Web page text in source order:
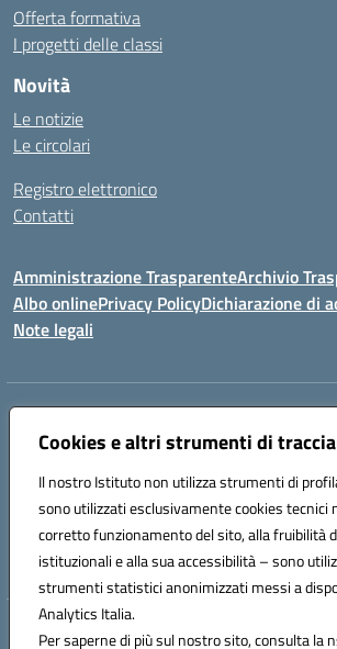
Cookies e altri strumenti di
Il nostro Istituto non utilizza strumenti di
sono utilizzati esclusivamente cookies tecnici
corretto funzionamento del sito, alla fruibilità
istituzionali e alla sua accessibilità – sono
strumenti statistici anonimizzati messi a
Analytics Italia.
Per saperne di più sul nostro sito, consulta la
Offerta formativa
I progetti delle classi
Novità
Le notizie
Le circolari
Registro elettronico
Contatti
Amministrazione TrasparenteArchivio
Albo onlinePrivacy PolicyDichiarazione di
Note legali
Indirizzo:
Centralino:096721161 Email:
Codice fiscale: 84000710792
Codice meccanografico:
CZIC869004
Codice unico di fatturazione (CUF): UFKGA0
Hosting & Powered by 3D